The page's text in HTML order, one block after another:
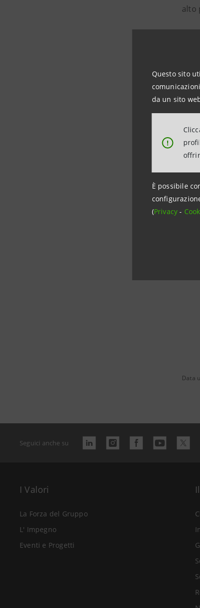
Questo sito
da un sito
!
È possibile
(Privacy-
alto
Data
Seguici anche su
I Valori
La Forza del Gruppo
L' Impegno
Eventi e Progetti